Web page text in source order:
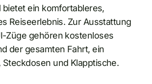
bietet ein komfortableres,
Reiseerlebnis. Zur Ausstattung
Züge gehören kostenloses
der gesamten Fahrt, ein
Steckdosen und Klapptische.